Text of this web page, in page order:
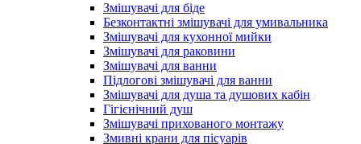
Змішувачі для біде
Безконтактні змішувачі для умивальника
Змішувачі для кухонної мийки
Змішувачі для раковини
Змішувачі для ванни
Підлогові змішувачі для ванни
Змішувачі для душа та душових кабін
Гігієнічний душ
Змішувачі прихованого монтажу
Змивні крани для пісуарів